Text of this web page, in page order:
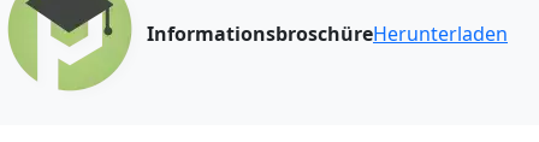
InformationsbroschüreHerunterladen